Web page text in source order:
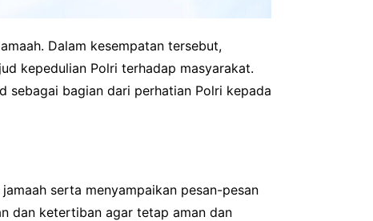
Dalam kesempatan tersebut,
kepedulian Polri terhadap masyarakat.
sebagai bagian dari perhatian Polri kepada
serta menyampaikan pesan-pesan
dan ketertiban agar tetap aman dan